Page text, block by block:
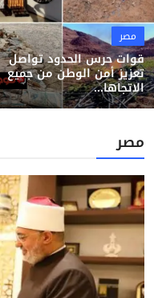
مصر
قوات حرس الحدود تواصل
تعزيز أمن الوطن من جميع
الاتجاها...
مصر